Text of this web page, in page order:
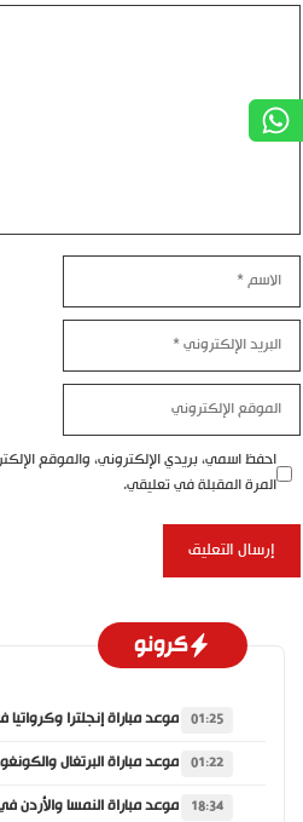
الإلكتروني
الإلكتروني
احفظ اسمي، بريدي الإلكتروني، والموقع
المرة المقبلة في تعليقي.
كرونو
01:25
01:22
18:34